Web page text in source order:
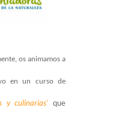
os animamos a
en un curso de
y culinarias’ que